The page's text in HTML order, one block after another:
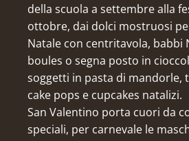
della scuola a settembre alla
ottobre, dai dolci mostruosi
Natale con centritavola, babbi
boules o segna posto in
soggetti in pasta di mandorle,
cake pops e cupcakes natalizi.
San Valentino porta cuori da
speciali, per carnevale le